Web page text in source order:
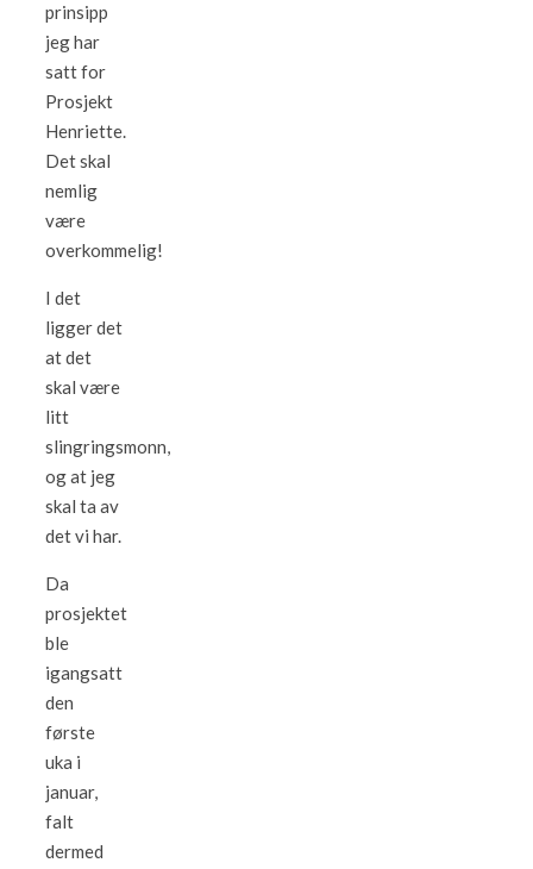
prinsipp
jeg har
satt for
Prosjekt
Henriette.
Det skal
nemlig
være
overkommelig!
I det
ligger det
at det
skal være
litt
slingringsmonn,
og at jeg
skal ta av
det vi har.
Da
prosjektet
ble
igangsatt
den
første
uka i
januar,
falt
dermed